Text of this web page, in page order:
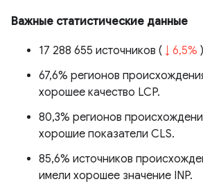
Важные статистические данные
17 288 655 источников ( ↓ 6,5% )
67,6% регионов
хорошее качество LCP.
80,3% регионов
хорошие показатели CLS.
85,6% источников
имели хорошее значение INP.